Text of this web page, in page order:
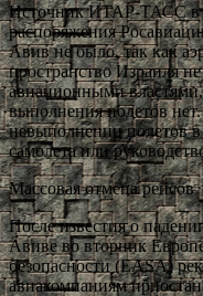
Источник ИТАР-ТАСС в
распоряжения
Авив не было, так как
пространство Израиля
авиационными властями,
выполнения полетов
невыполнении полетов
самолета или
Массовая отмена рейсов
После известия о
Авиве во вторник
безопасности (EASA)
авиакомпаниям